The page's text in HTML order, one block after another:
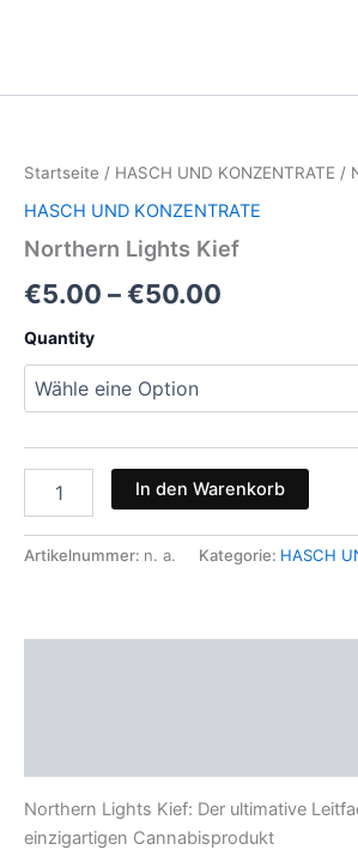
Startseite / HASCH UND KONZENTRATE /
HASCH UND KONZENTRATE
Northern Lights Kief
€5.00 –€50.00
€5.00
bis
€50.00
Quantity
Menge
In den Warenkorb
Artikelnummer: n. a. Kategorie: HASCH
Northern Lights Kief: Der ultimative
einzigartigen Cannabisprodukt